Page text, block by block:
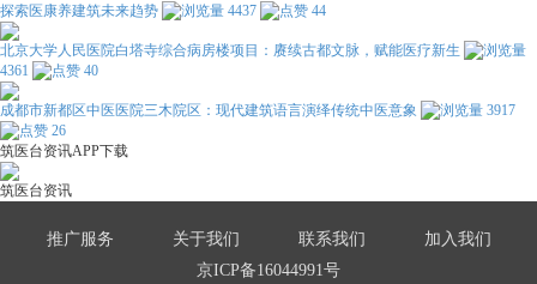
探索医康养建筑未来趋势
4437 44
北京大学人民医院白塔寺综合病房楼项目：赓续古都文脉，赋能医疗新生
4361
40
成都市新都区中医医院三木院区：现代建筑语言演绎传统中医意象
3917
26
筑医台资讯APP下载
筑医台资讯
推广服务 关于我们 联系我们
加入我们
京ICP备16044991号